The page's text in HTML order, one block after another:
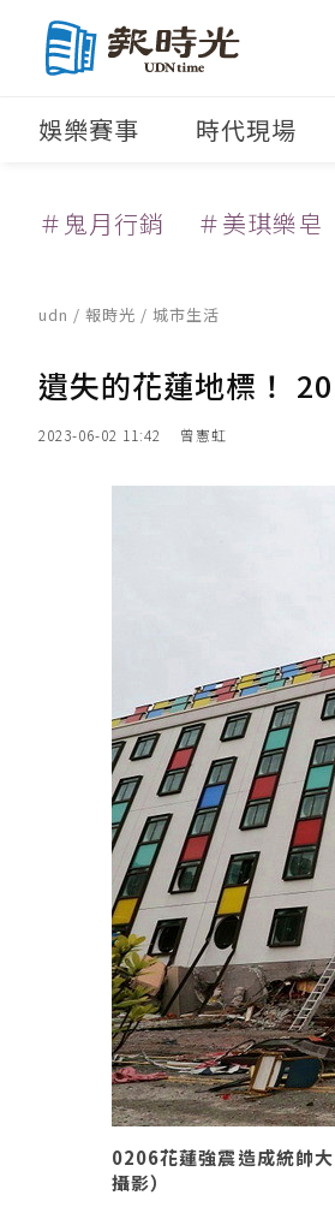
娛樂賽事 時代現場
＃鬼月行銷 ＃美琪樂皂
udn / 報時光 / 城市生活
遺失的花蓮地標！
2023-06-02 11:42 曾憲虹
0206花蓮強震造成統帥
攝影）